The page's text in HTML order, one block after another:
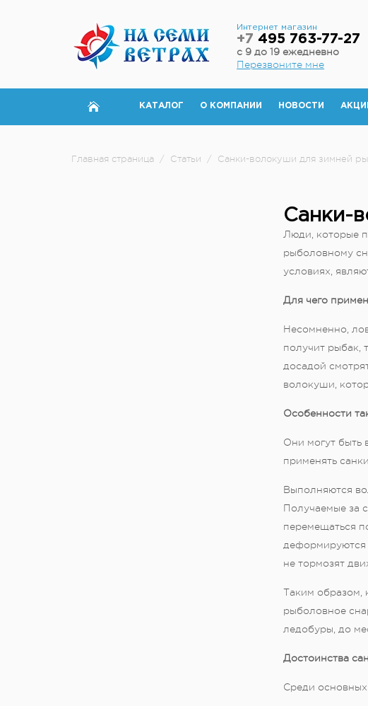
Интернет магазин
+7 495 763-77-27
с 9 до 19 ежедневно
Перезвоните мне
КАТАЛОГ О КОМПАНИИ НОВОСТИ
Главная страница / Статьи / Санки-волокуши для зимней
Санки-
Люди, которые
рыболовному
условиях,
Для чего
Несомненно,
получит рыбак,
досадой
волокуши,
Особенности
Они могут быть
применять
Выполняются
Получаемые за
перемещаться
деформируются
не тормозят
Таким образом,
рыболовное
ледобуры, до
Достоинства
Среди